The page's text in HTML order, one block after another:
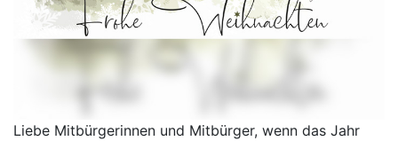
Liebe Mitbürgerinnen und Mitbürger, wenn das Jahr